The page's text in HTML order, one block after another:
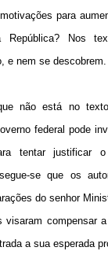
para
República? Nos
e nem se descobrem.
não está no
federal pode
tentar justificar o
se que os
do senhor
visaram compensar
a sua esperada